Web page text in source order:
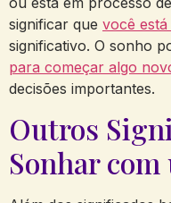
significar que você
significativo. O sonho
para começar algo
decisões importantes.
Outros
Sonhar